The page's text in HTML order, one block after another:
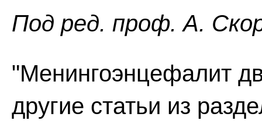
Пoд peд. проф. А.
"Менингоэнцефалит
другие статьи из